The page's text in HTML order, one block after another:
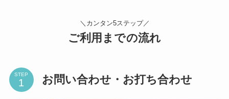
＼カンタン5ステップ／
ご利用までの流れ
STEP お問い合わせ・お打ち合わせ